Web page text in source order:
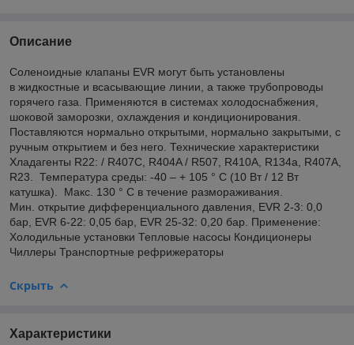
Описание
Соленоидные клапаны EVR могут быть установлены
в жидкостные и всасывающие линии, а также трубопроводы
горячего газа. Применяются в системах холодоснабжения,
шоковой заморозки, охлаждения и кондиционирования.
Поставляются нормально открытыми, нормально закрытыми, с
ручным открытием и без него. Технические характеристики
Хладагенты R22: / R407C, R404A / R507, R410A, R134a, R407A,
R23. Температура среды: -40 – + 105 ° C (10 Вт / 12 Вт
катушка). Макс. 130 ° С в течение размораживания.
Мин. открытие дифференциального давления, EVR 2-3: 0,0
бар, EVR 6-22: 0,05 бар, EVR 25-32: 0,20 бар. Применение:
Холодильные установки Тепловые насосы Кондиционеры
Чиллеры Транспортные рефрижераторы
Скрыть
Характеристики